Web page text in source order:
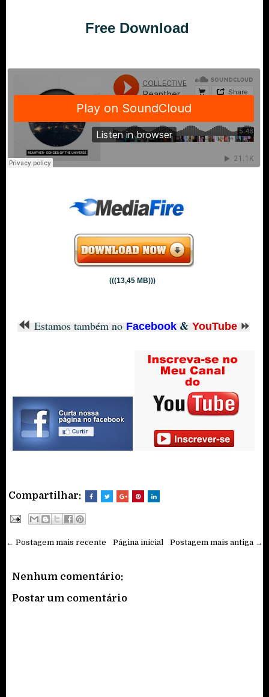
Free Download
(((13,45 MB)))
⏪ Estamos também no Facebook & YouTube ⏩
Compartilhar:
← Postagem mais recente Postagem mais antiga →
Página inicial
Nenhum comentário:
Postar um comentário